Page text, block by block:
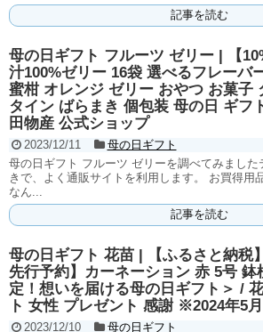
記事を読む
母の日ギフト フルーツ ゼリー | 【
汁100%ゼリー 16袋 選べるフレーバ
蜜柑 オレンジ ゼリー おやつ お菓子
タイン ばらまき 個包装 母の日 ギフ
田物産 公式ショップ
2023/12/11
母の日ギフト
母の日ギフト フルーツ ゼリーを調べてみまし
きで、よく通販サイトを利用します。 お買得用
なん...
記事を読む
母の日ギフト 花苗 | 【ふるさと納税
先行予約】カーネーション 赤 5号 鉢
定！想いを届ける母の日ギフト＞ /
ト 女性 プレゼント 感謝 ※2024年5
2023/12/10 母の日ギフト